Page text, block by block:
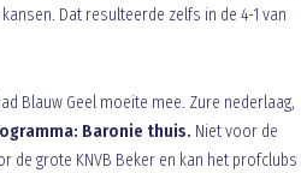
Dat resulteerde zelfs in de 4-1 van
Blauw Geel moeite mee. Zure nederlaag,
Baronie thuis. Niet voor de
de grote KNVB Beker en kan het profclubs